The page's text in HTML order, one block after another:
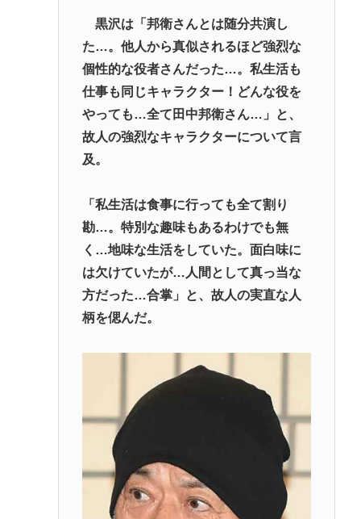
ット盗難の手口
「そば（うどん）+いなり寿司」ってセットをあまり
食わなくなった理由。
ラーメン二郎「もう食わない？ さっきは食べれるっ
て言ったじゃねーか！」（ヽ´ん`）「」 反論できる？
Powered by livedoor 相互RSS
黒沢は「邦衛さんとは随分共演し
た…。他人から真似されるほど強烈な
個性的な役者さんだった…。私生活も
仕事も同じキャラクター！どんな役を
やっても…全て田中邦衛さん…」と、
故人の強烈なキャラクターについて言
及。
「私生活は食事に行っても全て割り
勘…。特別な趣味もあるわけでも無
く…地味な生活をしていた。面白味に
は欠けていたが…人間として真っ当な
方だった…合掌」と、故人の実直な人
柄を偲んだ。